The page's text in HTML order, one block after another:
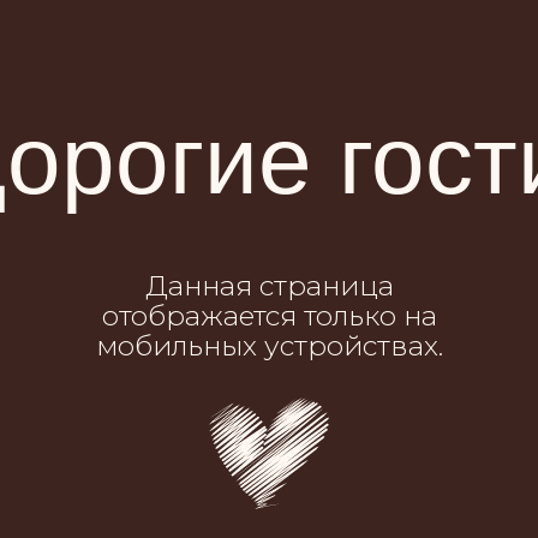
Данная страница
отображается только на
мобильных устройствах.